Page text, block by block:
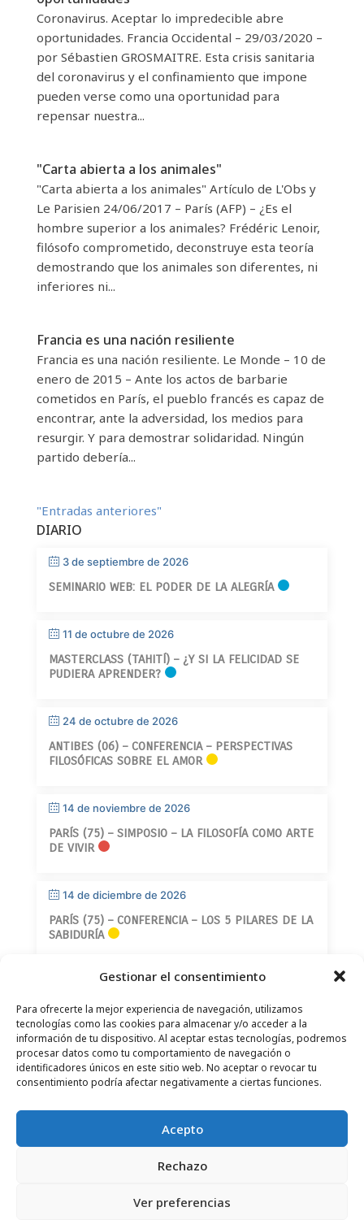
Gestionar el consentimiento
Para ofrecerte la mejor experiencia de navegación, utilizamos
tecnologías como las cookies para almacenar y/o acceder a la
información de tu dispositivo. Al aceptar estas tecnologías, podremos
procesar datos como tu comportamiento de navegación o
identificadores únicos en este sitio web. No aceptar o revocar tu
consentimiento podría afectar negativamente a ciertas funciones.
Acepto
Rechazo
Ver preferencias
Coronavirus. Aceptar lo impredecible abre
oportunidades. Francia Occidental – 29/03/2020 –
por Sébastien GROSMAITRE. Esta crisis sanitaria
del coronavirus y el confinamiento que impone
pueden verse como una oportunidad para
repensar nuestra...
"Carta abierta a los animales"
"Carta abierta a los animales" Artículo de L'Obs y
Le Parisien 24/06/2017 – París (AFP) – ¿Es el
hombre superior a los animales? Frédéric Lenoir,
filósofo comprometido, deconstruye esta teoría
demostrando que los animales son diferentes, ni
inferiores ni...
Francia es una nación resiliente
Francia es una nación resiliente. Le Monde – 10 de
enero de 2015 – Ante los actos de barbarie
cometidos en París, el pueblo francés es capaz de
encontrar, ante la adversidad, los medios para
resurgir. Y para demostrar solidaridad. Ningún
partido debería...
"Entradas anteriores"
DIARIO
3 de septiembre de 2026
SEMINARIO WEB: EL PODER DE LA ALEGRÍA
11 de octubre de 2026
MASTERCLASS (TAHITÍ) – ¿Y SI LA FELICIDAD SE
PUDIERA APRENDER?
24 de octubre de 2026
ANTIBES (06) – CONFERENCIA – PERSPECTIVAS
FILOSÓFICAS SOBRE EL AMOR
14 de noviembre de 2026
PARÍS (75) – SIMPOSIO – LA FILOSOFÍA COMO ARTE
DE VIVIR
14 de diciembre de 2026
PARÍS (75) – CONFERENCIA – LOS 5 PILARES DE LA
SABIDURÍA
CONTACTO–AVISO LEGAL–PÁGINA DEL LECTOR
SUSCRIPCIÓN AL BOLETÍN INFORMATIVO
RESERVADOS